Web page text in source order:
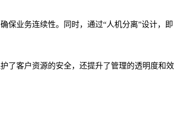
保业务连续性。同时，通过“人机分离”设计，即
了客户资源的安全，还提升了管理的透明度和效